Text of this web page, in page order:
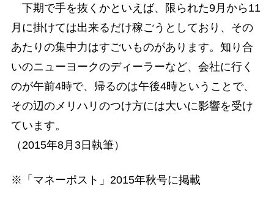
下期で手を抜くかといえば、限られた9月から11
月に掛けては出来るだけ稼ごうとしており、その
あたりの集中力はすごいものがあります。知り合
いのニューヨークのディーラーなど、会社に行く
のが午前4時で、帰るのは午後4時ということで、
その辺のメリハリのつけ方には大いに影響を受け
ています。
（2015年8月3日執筆）
※「マネーポスト」2015年秋号に掲載